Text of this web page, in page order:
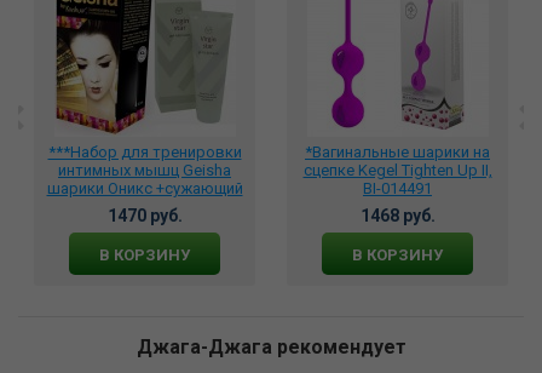
***Набор для тренировки
интимных мышц Geisha
шарики Оникс +сужающий
лубрикант, GE-1002
1470 руб.
В КОРЗИНУ
*Вагинальные шарики на
сцепке Kegel Tighten Up II,
BI-014491
1468 руб.
В КОРЗИНУ
Джага-Джага рекомендует